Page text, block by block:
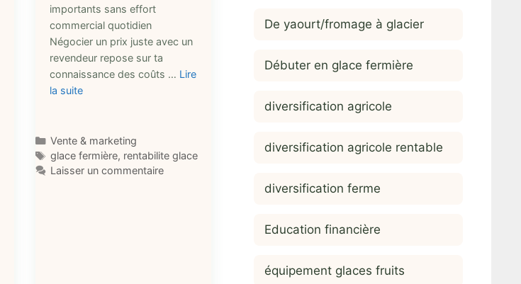
importants sans effort
commercial quotidien
Négocier un prix juste avec un
revendeur repose sur ta
connaissance des coûts … Lire
la suite
Catégories
Vente & marketing
Étiquettes
glace fermière, rentabilite glace
Laisser un commentaire
De yaourt/fromage à glacier
Débuter en glace fermière
diversification agricole
diversification agricole rentable
diversification ferme
Education financière
équipement glaces fruits